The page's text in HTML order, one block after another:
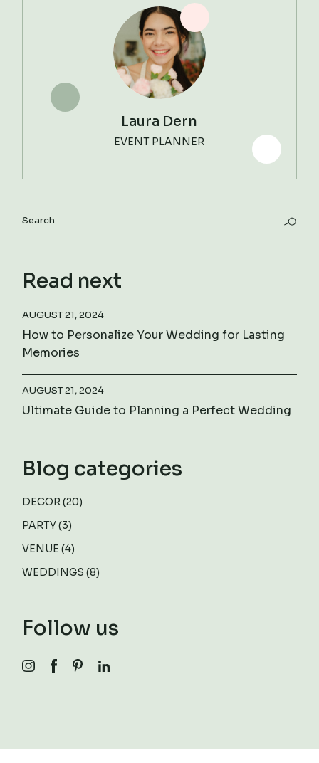
Laura Dern
EVENT PLANNER
Read next
AUGUST 21, 2024
How to Personalize Your Wedding for Lasting
Memories
AUGUST 21, 2024
Ultimate Guide to Planning a Perfect Wedding
Blog categories
DECOR(20)
PARTY(3)
VENUE (4)
WEDDINGS (8)
Follow us